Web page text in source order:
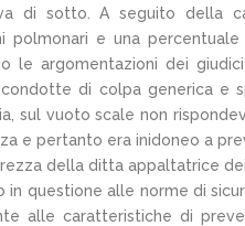
di sotto. A seguito della
polmonari e una
le argomentazioni dei
di colpa generica e
sul vuoto scale non
e pertanto era inidoneo a
della ditta appaltatrice
in questione alle norme di
alle caratteristiche di